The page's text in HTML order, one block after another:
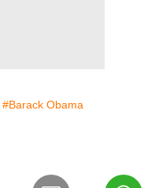
#Barack Obama